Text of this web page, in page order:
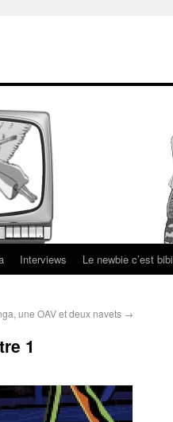
Interviews Le newbie c’est bibi
une OAV et deux navets →
1